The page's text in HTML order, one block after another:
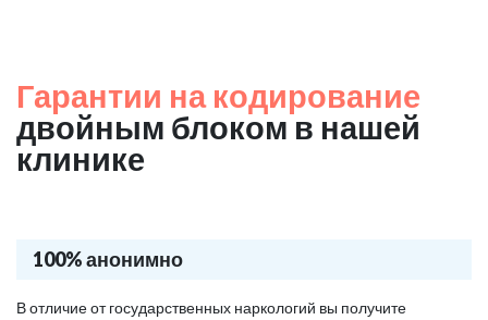
Гарантии на кодирование
двойным блоком в нашей
клинике
100% анонимно
В отличие от государственных наркологий вы получите